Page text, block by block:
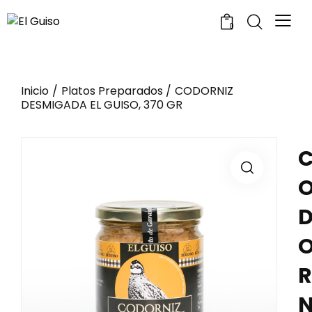
0
Inicio Platos Preparados
CODORNIZ
DESMIGADA EL GUISO, 370 GR
R